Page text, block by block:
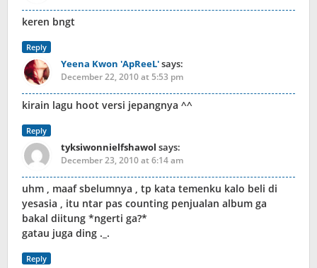
keren bngt
Reply
Yeena Kwon 'ApReeL'says:
December 22, 2010 at 5:53 pm
kirain lagu hoot versi jepangnya ^^
Reply
tyksiwonnielfshawol says:
December 23, 2010 at 6:14 am
uhm , maaf sbelumnya , tp kata temenku kalo beli di
yesasia , itu ntar pas counting penjualan album ga
bakal diitung *ngerti ga?*
gatau juga ding ._.
Reply